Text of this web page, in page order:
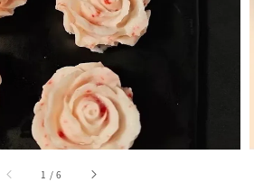
1 /6